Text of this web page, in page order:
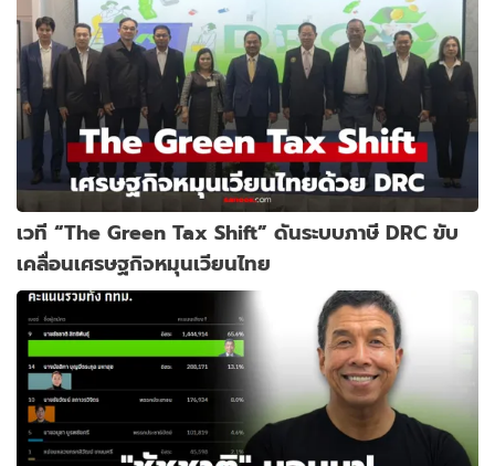
เวที “The Green Tax Shift” ดันระบบภาษี DRC ขับ
เคลื่อนเศรษฐกิจหมุนเวียนไทย